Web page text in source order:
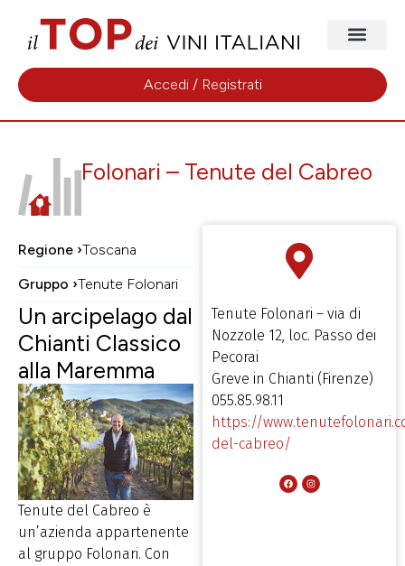
Accedi / Registrati
Folonari – Tenute del Cabreo
Regione ›Toscana
Gruppo ›Tenute Folonari
Un arcipelago dal
Chianti Classico
alla Maremma
Tenute del Cabreo è
un’azienda appartenente
al gruppo Folonari. Con
Tenute Folonari – via di
Nozzole 12, loc. Passo dei
Pecorai
Greve in Chianti (Firenze)
055.85.98.11
https://
del-cabreo/